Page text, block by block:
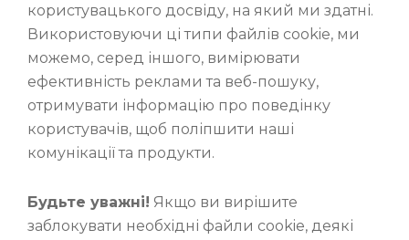
користувацького досвіду, на який ми здатні.
Використовуючи ці типи файлів cookie, ми
можемо, серед іншого, вимірювати
ефективність реклами та веб-пошуку,
отримувати інформацію про поведінку
користувачів, щоб поліпшити наші
комунікації та продукти.
Будьте уважні! Якщо ви вирішите
заблокувати необхідні файли cookie, деякі